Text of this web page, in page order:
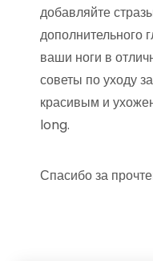
добавляйте
дополнительного
ваши ноги в
советы по уходу
красивым и
long.
Спасибо за